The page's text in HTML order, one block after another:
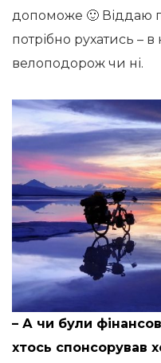
допоможе 🙂 Віддаю
потрібно рухатись – в
велоподорож чи ні.
– А чи були
хтось спонсорував